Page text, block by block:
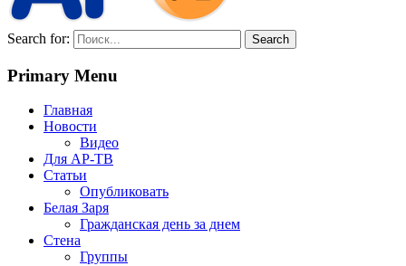
Search for:
Primary Menu
Главная
Новости
Видео
Для АР-ТВ
Статьи
Опубликовать
Белая Заря
Гражданская день за днем
Стена
Группы